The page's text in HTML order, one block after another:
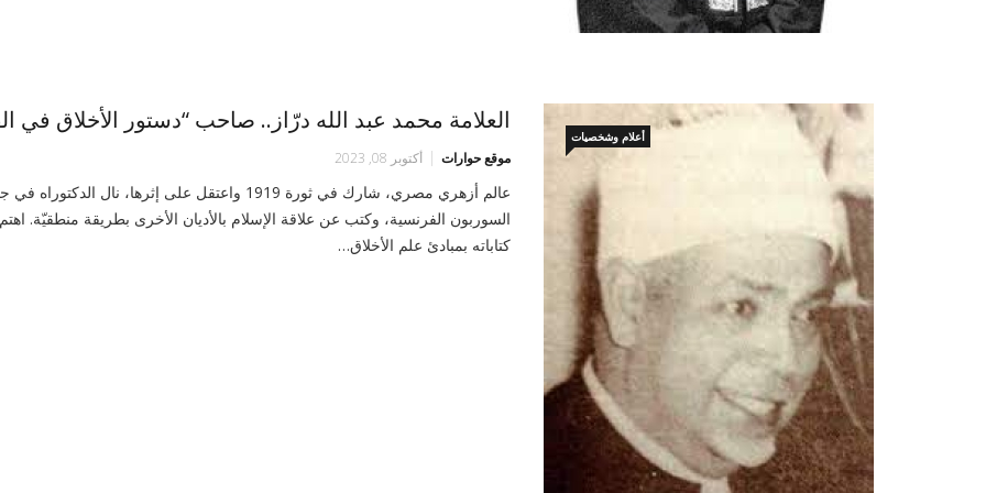
أعلام وشخصيات
العلامة محمد عبد الله درّاز.. صاحب “دستور الأخلاق في
موقع حوارات أكتوبر 08, 2023
عالم أزهري مصري، شارك في ثورة 1919 واعتقل على إثرها، نال
السوربون الفرنسية، وكتب عن علاقة الإسلام بالأديان الأخرى بطريقة منطقيّة.
كتاباته بمبادئ علم الأخلاق…